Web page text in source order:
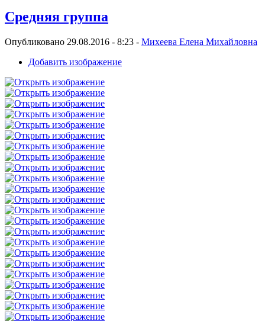
Средняя группа
Опубликовано 29.08.2016 - 8:23 - Михеева Елена Михайловна
Добавить изображение